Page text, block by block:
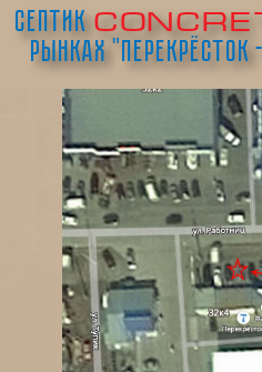
Септик
рынках "Перекрёсток